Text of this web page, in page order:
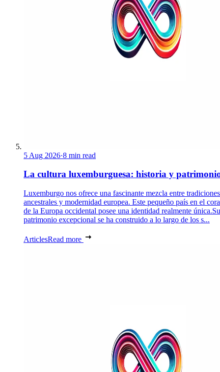
5 Aug 2026·8 min read
La cultura luxemburguesa: historia y
Luxemburgo nos ofrece una fascinante mezcla entre tradiciones
ancestrales y modernidad europea. Este pequeño país en el
de la Europa occidental posee una identidad realmente única.Su
patrimonio excepcional se ha construido a lo largo de los s...
ArticlesRead more